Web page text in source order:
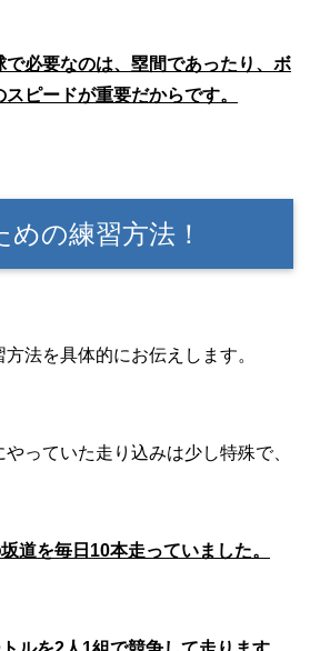
必要なのは、塁間であったり、ボ
ピードが重要だからです。
の練習方法！
法を具体的にお伝えします。
っていた走り込みは少し特殊で、
道を毎日10本走っていました。